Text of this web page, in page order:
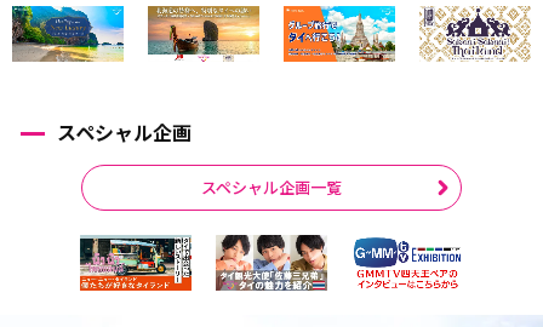
スペシャル企画
スペシャル企画一覧